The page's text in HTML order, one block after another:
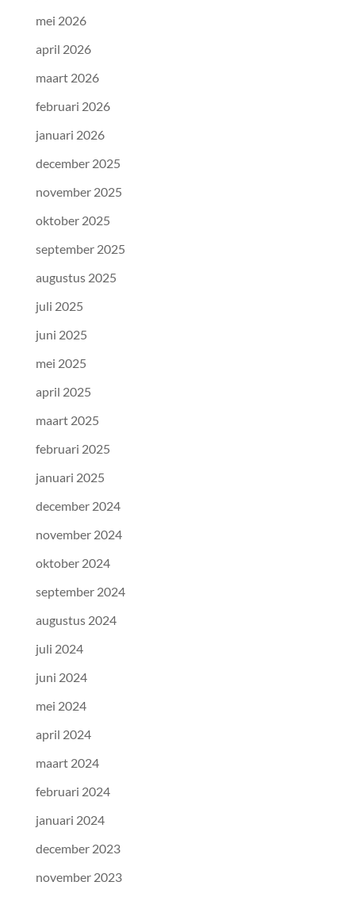
mei 2026
april 2026
maart 2026
februari 2026
januari 2026
december 2025
november 2025
oktober 2025
september 2025
augustus 2025
juli 2025
juni 2025
mei 2025
april 2025
maart 2025
februari 2025
januari 2025
december 2024
november 2024
oktober 2024
september 2024
augustus 2024
juli 2024
juni 2024
mei 2024
april 2024
maart 2024
februari 2024
januari 2024
december 2023
november 2023